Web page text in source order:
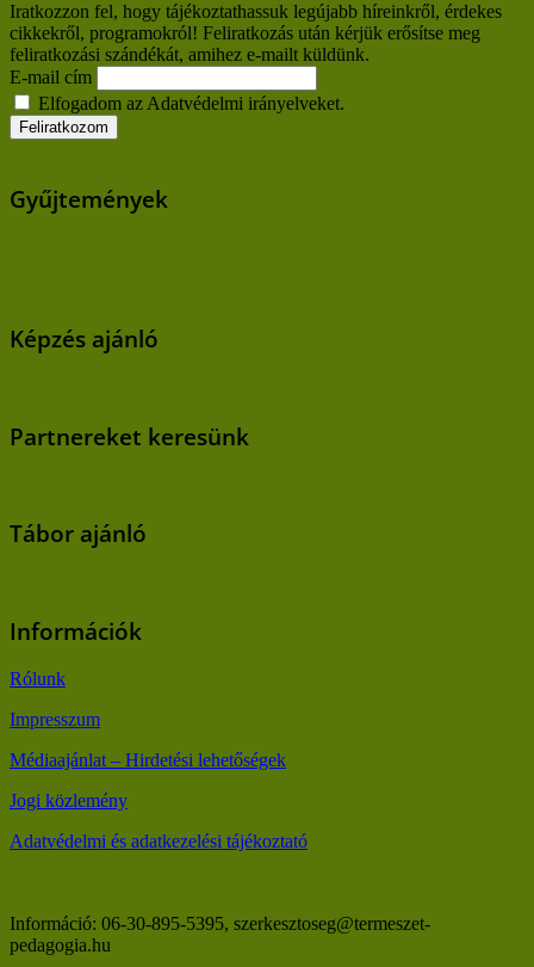
Iratkozzon fel, hogy tájékoztathassuk legújabb híreinkről, érdekes
cikkekről, programokról! Feliratkozás után kérjük erősítse meg
feliratkozási szándékát, amihez e-mailt küldünk.
E-mail cím
Elfogadom az Adatvédelmi irányelveket.
Gyűjtemények
Képzés ajánló
Partnereket keresünk
Tábor ajánló
Információk
Rólunk
Impresszum
Médiaajánlat – Hirdetési lehetőségek
Jogi közlemény
Adatvédelmi és adatkezelési tájékoztató
Információ: 06-30-895-5395, szerkesztoseg@termeszet-
pedagogia.hu